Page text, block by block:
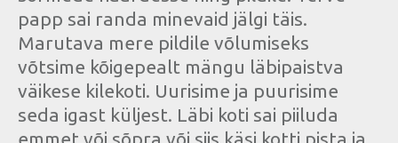
papp sai randa minevaid jälgi täis.
Marutava mere pildile võlumiseks
võtsime kõigepealt mängu läbipaistva
väikese kilekoti. Uurisime ja puurisime
seda igast küljest. Läbi koti sai piiluda